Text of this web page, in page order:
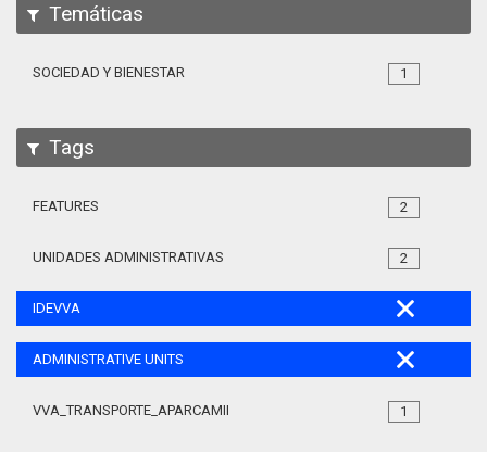
Temáticas
1
SOCIEDAD Y BIENESTAR
Tags
2
FEATURES
2
UNIDADES ADMINISTRATIVAS
IDEVVA
ADMINISTRATIVE UNITS
1
VVA_TRANSPORTE_APARCAMIENTO_REGULADO_105